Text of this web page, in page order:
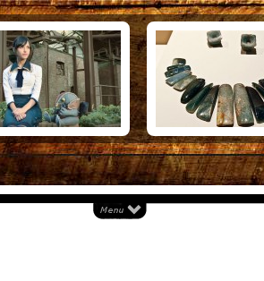
Documenti necessari per trasferirsi
Italiani in Costa Rica
L’ambasciata italiana
Opportunità lavorative